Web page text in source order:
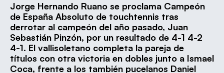
Jorge Hernando Ruano se proclama Campeón
de España Absoluto de touchtennis tras
derrotar al campeón del año pasado, Juan
Sebastián Pinzón, por un resultado de 4-1 4-2
4-1. El vallisoletano completa la pareja de
títulos con otra victoria en dobles junto a Ismael
Coca, frente a los también pucelanos Daniel